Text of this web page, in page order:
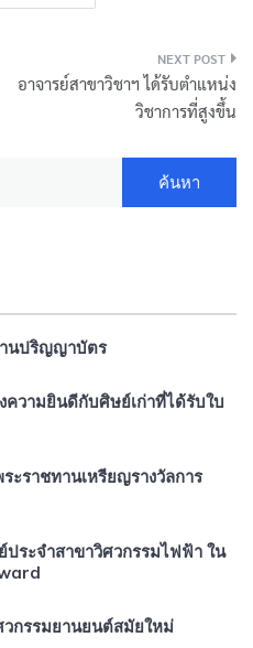
อาจารย์สาขาวิชาฯ ได้รับตำแหน่ง
วิชาการที่สูงขึ้น
านปริญญาบัตร
วามยินดีกับศิษย์เก่าที่ได้รับใบ
ะราชทานเหรียญรางวัลการ
ระจำสาขาวิศวกรรมไฟฟ้า ใน
กรรมยานยนต์สมัยใหม่